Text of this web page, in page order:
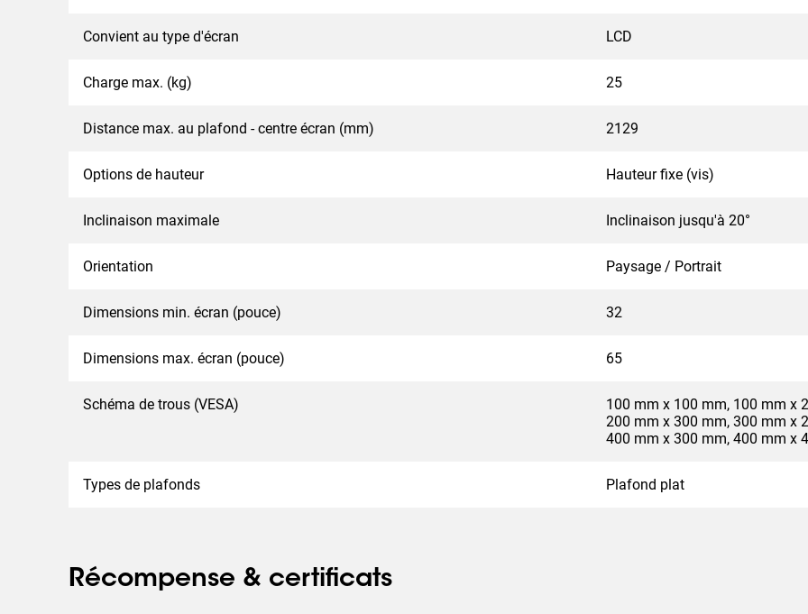
Convient au type d'écran LCD
Charge max. (kg) 25
Distance max. au plafond - centre écran (mm) 2129
Options de hauteur Hauteur fixe (vis)
Inclinaison maximale Inclinaison jusqu'à 20°
Orientation Paysage / Portrait
Dimensions min. écran (pouce) 32
Dimensions max. écran (pouce) 65
Schéma de trous (VESA)
100 mm x 100 mm, 100 mm x
200 mm x 300 mm, 300 mm x
400 mm x 300 mm, 400 mm x
Types de plafonds Plafond plat
Récompense & certificats